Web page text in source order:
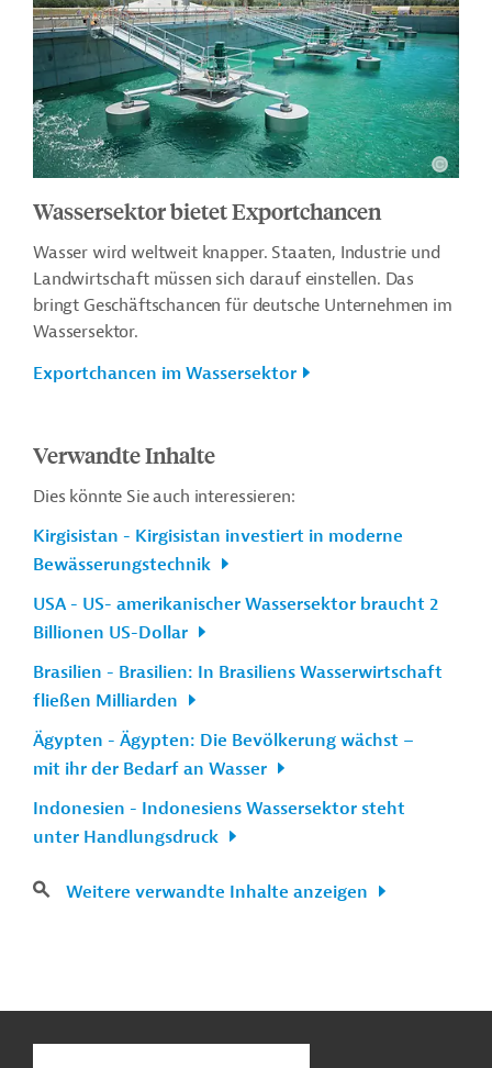
Wassersektor bietet Exportchancen
Wasser wird weltweit knapper. Staaten, Industrie und
Landwirtschaft müssen sich darauf einstellen. Das
bringt Geschäftschancen für deutsche Unternehmen im
Wassersektor.
Exportchancen im Wassersektor
Verwandte Inhalte
Dies könnte Sie auch interessieren:
Kirgisistan - Kirgisistan investiert in moderne
Bewässerungstechnik
USA - US- amerikanischer Wassersektor braucht 2
Billionen US-Dollar
Brasilien - Brasilien: In Brasiliens Wasserwirtschaft
fließen Milliarden
Ägypten - Ägypten: Die Bevölkerung wächst –
mit ihr der Bedarf an Wasser
Indonesien - Indonesiens Wassersektor steht
unter Handlungsdruck
Weitere verwandte Inhalte anzeigen